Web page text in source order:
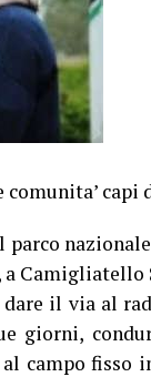
capi
Camigliatello
il via al
giorni,
campo fisso